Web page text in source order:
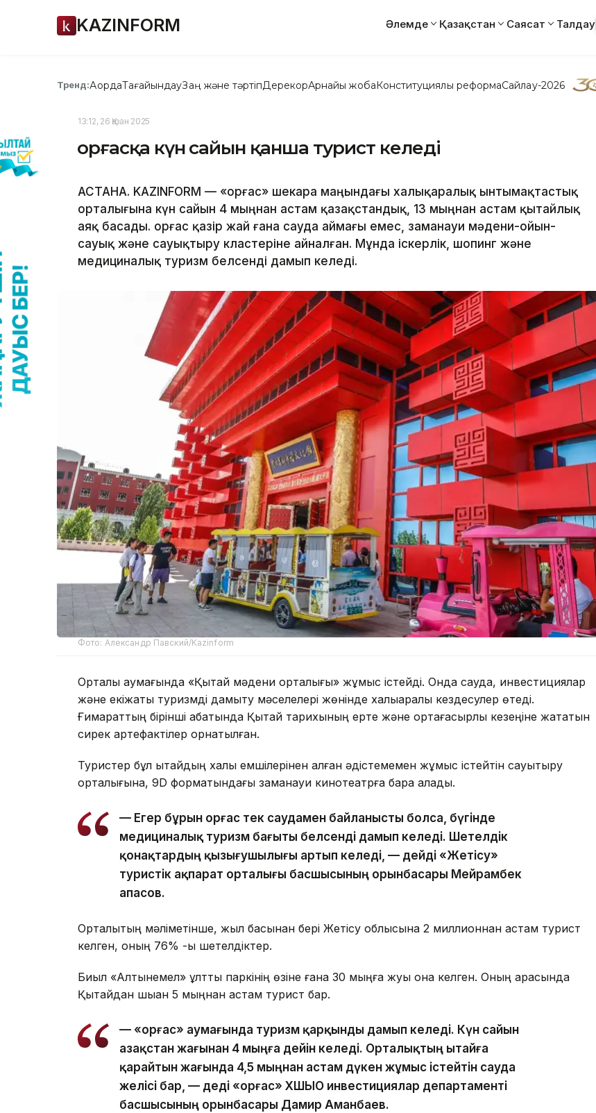
KAZINFORM Әлемде Қазақстан Саясат Талдау
Тренд:АқордаТағайындауЗаң және тәртіпДерекқорАрнайы жобаКонституциялық реформаСайлау-2026
13:12, 26 Қазан 2025
Қорғасқа күн сайын қанша турист келеді
АСТАНА. KAZINFORM — «Қорғас» шекара маңындағы халықаралық ынтымақтастық
орталығына күн сайын 4 мыңнан астам қазақстандық, 13 мыңнан астам қытайлық
аяқ басады. Қорғас қазір жай ғана сауда аймағы емес, заманауи мәдени-ойын-
сауық және сауықтыру кластеріне айналған. Мұнда іскерлік, шопинг және
медициналық туризм белсенді дамып келеді.
Фото: Александр Павский/Kazinform
Орталық аумағында «Қытай мәдени орталығы» жұмыс істейді. Онда сауда, инвестициялар
және екіжақты туризмді дамыту мәселелері жөнінде халықаралық кездесулер өтеді.
Ғимараттың бірінші қабатында Қытай тарихының ерте және ортағасырлық кезеңіне жататын
сирек артефактілер орнатылған.
Туристер бұл қытайдың халық емшілерінен қалған әдістемемен жұмыс істейтін сауықтыру
орталығына, 9D форматындағы заманауи кинотеатрға бара алады.
— Егер бұрын Қорғас тек саудамен байланысты болса, бүгінде
медициналық туризм бағыты белсенді дамып келеді. Шетелдік
қонақтардың қызығушылығы артып келеді, — дейді «Жетісу»
туристік ақпарат орталығы басшысының орынбасары Мейрамбек
Қапасов.
Орталықтың мәліметінше, жыл басынан бері Жетісу облысына 2 миллионнан астам турист
келген, оның 76% -ы шетелдіктер.
Биыл «Алтынемел» ұлттық паркінің өзіне ғана 30 мыңға жуық қонақ келген. Оның арасында
Қытайдан шыққан 5 мыңнан астам турист бар.
— «Қорғас» аумағында туризм қарқынды дамып келеді. Күн сайын
Қазақстан жағынан 4 мыңға дейін келеді. Орталықтың Қытайға
қарайтын жағында 4,5 мыңнан астам дүкен жұмыс істейтін сауда
желісі бар, — деді «Қорғас» ХШЫО инвестициялар департаменті
басшысының орынбасары Дамир Аманбаев.